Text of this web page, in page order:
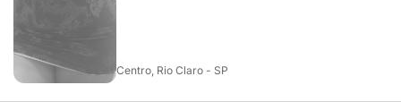
Centro, Rio Claro - SP